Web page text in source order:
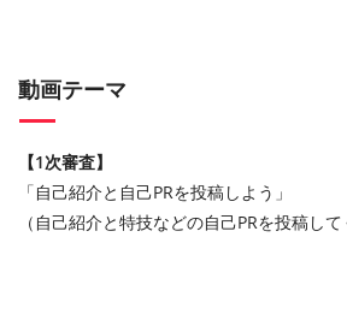
動画テーマ
【1次審査】
「自己紹介と自己PRを投稿しよう」
（自己紹介と特技などの自己PRを投稿して